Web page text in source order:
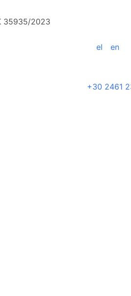
35935/2023
el en
+30 2461